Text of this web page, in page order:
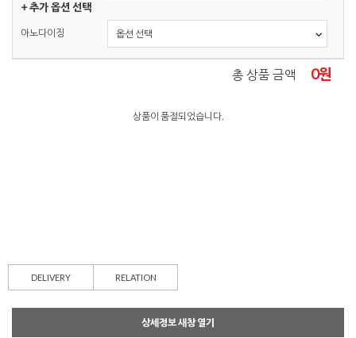
+ 추가 옵션 선택
아노다이징
총 상품 금액 0원
상품이 품절되었습니다.
DELIVERY RELATION
상세정보 새창 열기